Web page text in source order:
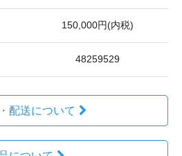
150,000円(内税)
48259529
配送について